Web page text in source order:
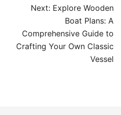
Next: Explore Wooden
Boat Plans: A
Comprehensive Guide to
Crafting Your Own Classic
Vessel